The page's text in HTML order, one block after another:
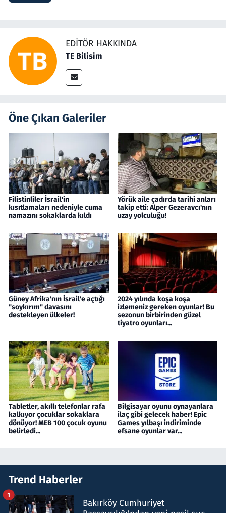
EDITÖR HAKKINDA
TE Bilisim
Öne Çıkan Galeriler
Filistinliler İsrail'in
kısıtlamaları nedeniyle cuma
namazını sokaklarda kıldı
Yörük aile çadırda tarihi anları
takip etti: Alper Gezeravcı'nın
uzay yolculuğu!
Güney Afrika'nın İsrail'e açtığı
"soykırım" davasını
destekleyen ülkeler!
2024 yılında koşa koşa
izlemeniz gereken oyunlar! Bu
sezonun birbirinden güzel
tiyatro oyunları...
Tabletler, akıllı telefonlar rafa
kalkıyor çocuklar sokaklara
dönüyor! MEB 100 çocuk oyunu
belirledi...
Bilgisayar oyunu oynayanlara
ilaç gibi gelecek haber! Epic
Games yılbaşı indiriminde
efsane oyunlar var...
Trend Haberler
Bakırköy Cumhuriyet
1